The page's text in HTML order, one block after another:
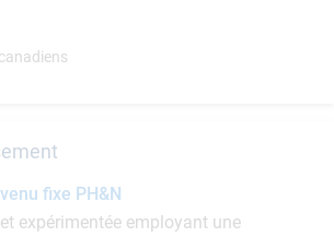
fixe PH&N
expérimentée employant une